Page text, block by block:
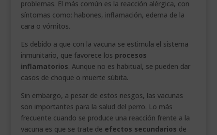
problemas. El más común es la reacción alérgica, con
síntomas como: habones, inflamación, edema de la
cara o vómitos.
Es debido a que con la vacuna se estimula el sistema
inmunitario, que favorece los procesos
inflamatorios. Aunque no es habitual, se pueden dar
casos de choque o muerte súbita.
Sin embargo, a pesar de estos riesgos, las vacunas
son importantes para la salud del perro. Lo más
frecuente cuando se produce una reacción frente a la
vacuna es que se trate de efectos secundarios de